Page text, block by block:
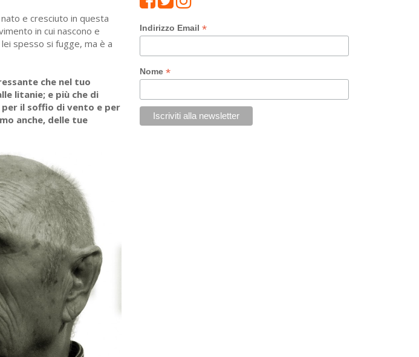
e cresciuto in questa
in cui nascono e
spesso si fugge, ma è a
che nel tuo
litanie; e più che di
per il soffio di vento e per
anche, delle tue
Indirizzo Email *
Nome *